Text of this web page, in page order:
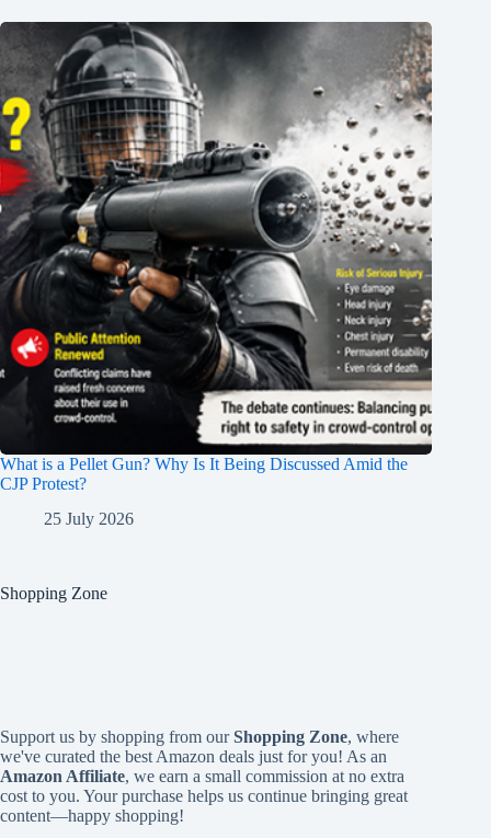
What is a Pellet Gun? Why Is It Being Discussed Amid the
CJP Protest?
25 July 2026
Shopping Zone
Support us by shopping from ourShopping Zone, where
we've curated the best Amazon deals just for you! As an
Amazon Affiliate, we earn a small commission at no extra
cost to you. Your purchase helps us continue bringing great
content—happy shopping!